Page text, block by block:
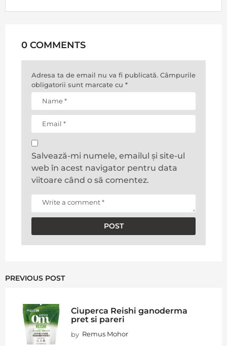
0 COMMENTS
Adresa ta de email nu va fi publicată. Câmpurile
obligatorii sunt marcate cu *
Salvează-mi numele, emailul și site-ul
web în acest navigator pentru data
viitoare când o să comentez.
PREVIOUS POST
Ciuperca Reishi ganoderma
pret si pareri
by Remus Mohor